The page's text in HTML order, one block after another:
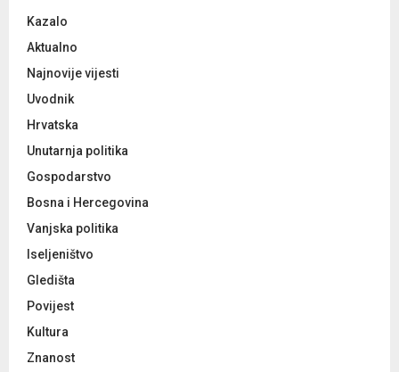
r
:
Kazalo
Aktualno
Najnovije vijesti
Uvodnik
Hrvatska
Unutarnja politika
Gospodarstvo
Bosna i Hercegovina
Vanjska politika
Iseljeništvo
Gledišta
Povijest
Kultura
Znanost